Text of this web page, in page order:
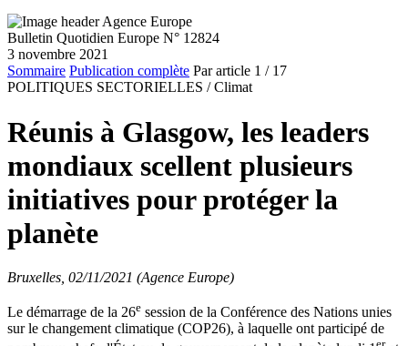
Bulletin Quotidien Europe N° 12824
3 novembre 2021
Sommaire Publication complète Par article 1 / 17
POLITIQUES SECTORIELLES / Climat
Réunis à Glasgow, les leaders
mondiaux scellent plusieurs
initiatives pour protéger la
planète
Bruxelles, 02/11/2021 (Agence Europe)
Le démarrage de la 26e session de la Conférence des Nations unies
sur le changement climatique (COP26), à laquelle ont participé de